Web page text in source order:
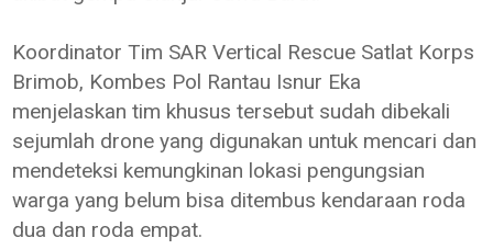
Koordinator Tim SAR Vertical Rescue Satlat Korps
Brimob, Kombes Pol Rantau Isnur Eka
menjelaskan tim khusus tersebut sudah dibekali
sejumlah drone yang digunakan untuk mencari dan
mendeteksi kemungkinan lokasi pengungsian
warga yang belum bisa ditembus kendaraan roda
dua dan roda empat.